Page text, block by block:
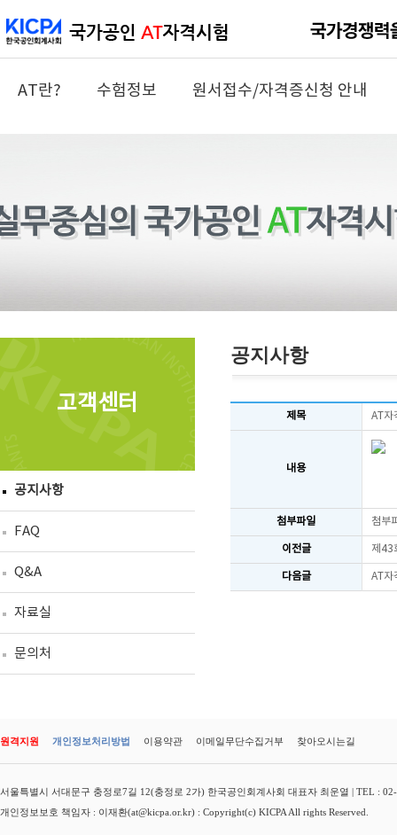
AT란? 수험정보 원서접수/자격증신청 안내
고객센터
공지사항
FAQ
Q&A
자료실
문의처
공지사항
제목 AT자
내용
첨부파일 첨부
이전글 제43
다음글 AT자
원격지원 개인정보처리방법 이용약관 이메일무단수집거부 찾아오시는길
서울특별시 서대문구 충정로7길 12(충정로 2가) 한국공인회계사회 대표자 최운열 | TEL :
개인정보보호 책임자 : 이재환(at@kicpa.or.kr) : Copyright(c) KICPA All rights Reserved.